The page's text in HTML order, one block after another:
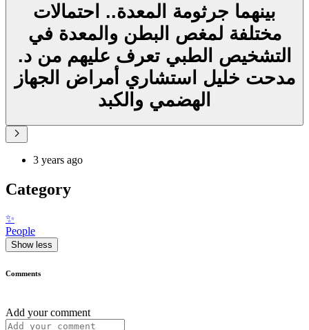
بينهما جرثومة المعدة.. احتمالات
مختلفة لمغص البطن والمعدة في
التشخيص الطبي تعرف عليهم من د.
مدحت خليل استشاري أمراض الجهاز
الهضمي والكبد
3 years ago
Category
✨
People
Show less
Comments
Add your comment